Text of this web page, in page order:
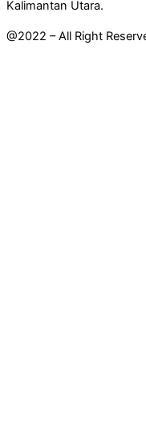
Kalimantan Utara.
@2022 – All Right